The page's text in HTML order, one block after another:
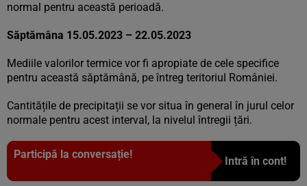
normal pentru această perioadă.
Săptămâna 15.05.2023 – 22.05.2023
Mediile valorilor termice vor fi apropiate de cele specifice
pentru această săptămână, pe întreg teritoriul României.
Cantitățile de precipitații se vor situa în general în jurul celor
normale pentru acest interval, la nivelul întregii țări.
Participă la conversație!
Intră în cont!